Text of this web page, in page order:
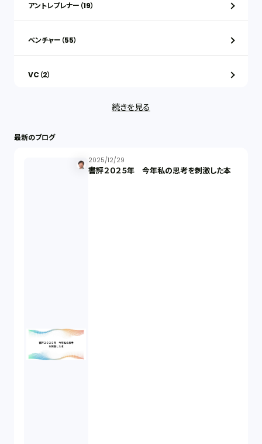
アントレプレナー（19）
ベンチャー（55）
VC（2）
最近の話題（121）
契約（2）
続きを見る
最新のブログ
2025/12/29
書評２０２５年 今年私の思考を刺激した本